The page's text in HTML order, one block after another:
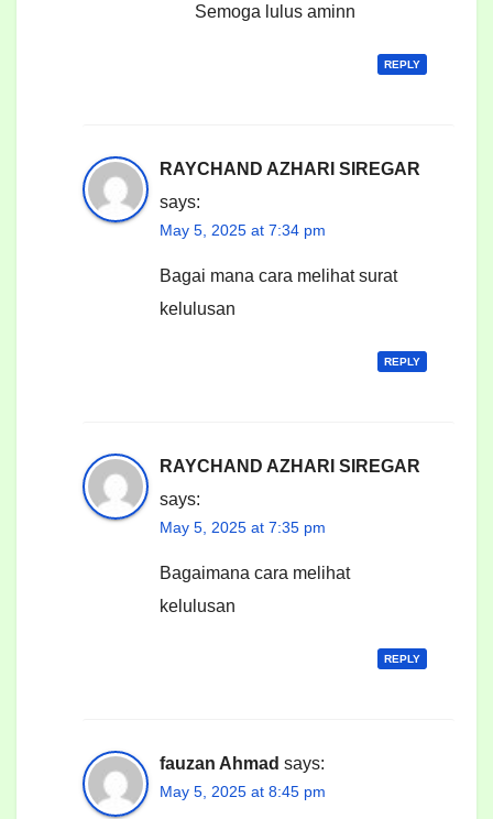
Semoga lulus aminn
REPLY
RAYCHAND AZHARI SIREGAR
says:
May 5, 2025 at 7:34 pm
Bagai mana cara melihat surat
kelulusan
REPLY
RAYCHAND AZHARI SIREGAR
says:
May 5, 2025 at 7:35 pm
Bagaimana cara melihat
kelulusan
REPLY
fauzan Ahmad says:
May 5, 2025 at 8:45 pm